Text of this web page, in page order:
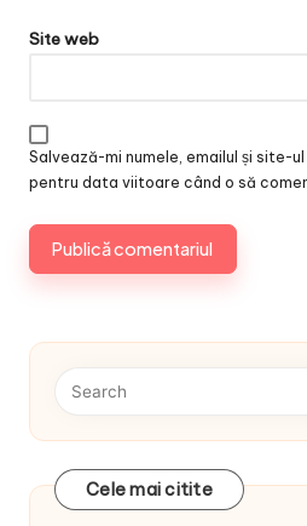
Site web
Salvează-mi numele, emailul și site-
pentru data viitoare când o să
Cele mai citite